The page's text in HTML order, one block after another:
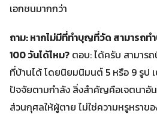
เอกชนมากกว่า
ถาม: หากไม่มีที่ทำบุญที่วัด สามารถท
100 วันได้ไหม? ตอบ: ได้ครับ สามาร
ที่บ้านได้ โดยนิยมนิมนต์ 5 หรือ 9 รูป
ปัจจัยตามกำลัง สิ่งสำคัญคือเจตนาอั
ส่วนกุศลให้ผู้ตาย ไม่ใช่ความหรูหราข